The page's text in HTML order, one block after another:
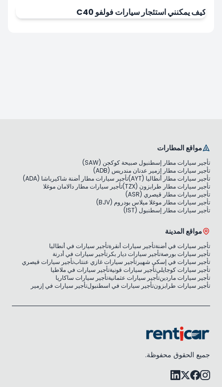
كيف يمكنني استئجار سيارات فولفو C40
مواقع المطارات
تأجير سيارات مطار إسطنبول صبيحة كوكجن (SAW)
تأجير سيارات مطار إزمير عدنان مندريس (ADB)
تأجير سيارات مطار أنطاليا (AYT)
تأجير سيارات مطار أضنة شاكيرباشا (ADA)
تأجير سيارات مطار طرابزون (TZX)
تأجير سيارات مطار دالامان موغلا
تأجير سيارات مطار قيصري (ASR)
تأجير سيارات مطار موغلا ميلاس بودروم (BJV)
تأجير سيارات مطار إسطنبول (IST)
مواقع المدينة
تأجير سيارات في أضنةتأجير سيارات أنقرةتأجير سيارات في أنطاليا
تأجير سيارات بورصةتأجير سيارات ديار بكرتأجير سيارات في أدرنة
تأجير سيارات في إسكي شهيرتأجير سيارات غازي عنتابتأجير سيارات قيصري
تأجير سيارات كوجايليتأجير سيارات قونيةتأجير سيارات في ملاطيا
تأجير سيارات ماردينتأجير سيارات عثمانيةتأجير سيارات ساكاريا
تأجير سيارات طرابزونتأجير سيارات في اسطنبولتأجير سيارات في إزمير
جميع الحقوق محفوظة.